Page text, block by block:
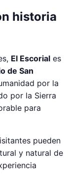
historia
El Escorial es
de San
por la
por la Sierra
para
pueden
y natural de